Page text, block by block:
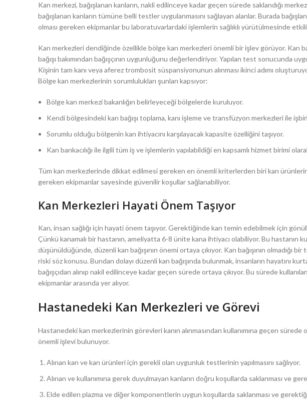
Kan merkezi, bağışlanan kanların, nakli edilinceye kadar geçen sürede saklandığı
bağışlanan kanların tümüne belli testler uygulanmasını sağlayan alanlar. Burada
olması gereken ekipmanlar bu laboratuvarlardaki işlemlerin sağlıklı yürütülmesinde
Kan merkezleri dendiğinde özellikle bölge kan merkezleri önemli bir işlev görüyor. Kan
bağışı bakımından bağışçının uygunluğunu değerlendiriyor. Yapılan test sonucunda
Kişinin tam kanı veya aferez trombosit süspansiyonunun alınması ikinci adımı
Bölge kan merkezlerinin sorumlulukları şunları kapsıyor:
Bölge kan merkezi bakanlığın belirleyeceği bölgelerde kuruluyor.
Kendi bölgesindeki kan bağışı toplama, kanı işleme ve transfüzyon merkezleri ile
Sorumlu olduğu bölgenin kan ihtiyacını karşılayacak kapasite özelliğini taşıyor.
Kan bankacılığı ile ilgili tüm iş ve işlemlerin yapılabildiği en kapsamlı hizmet birimi
Tüm kan merkezlerinde dikkat edilmesi gereken en önemli kriterlerden biri kan
gereken ekipmanlar sayesinde güvenilir koşullar sağlanabiliyor.
Kan Merkezleri Hayati Önem Taşıyor
Kan, insan sağlığı için hayati önem taşıyor. Gerektiğinde kan temin edebilmek için
Çünkü kanamalı bir hastanın, ameliyatta 6-8 ünite kana ihtiyacı olabiliyor. Bu hastanın
düşünüldüğünde, düzenli kan bağışının önemi ortaya çıkıyor. Kan bağışının olmadığı
riski söz konusu. Bundan dolayı düzenli kan bağışında bulunmak, insanların hayatını
bağışçıdan alınıp nakil edilinceye kadar geçen sürede ortaya çıkıyor. Bu sürede
ekipmanlar arasında yer alıyor.
Hastanedeki Kan Merkezleri ve Görevi
Hastanedeki kan merkezlerinin görevleri kanın alınmasından kullanımına geçen
önemli işlevi bulunuyor.
Alınan kan ve kan ürünleri için gerekli olan uygunluk testlerinin yapılmasını sağlıyor.
Alınan ve kullanımına gerek duyulmayan kanların doğru koşullarda saklanması ve
Elde edilen plazma ve diğer komponentlerin uygun koşullarda saklanması ve